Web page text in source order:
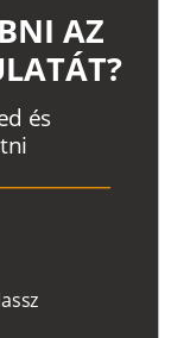
assz
d és
tni
AZ